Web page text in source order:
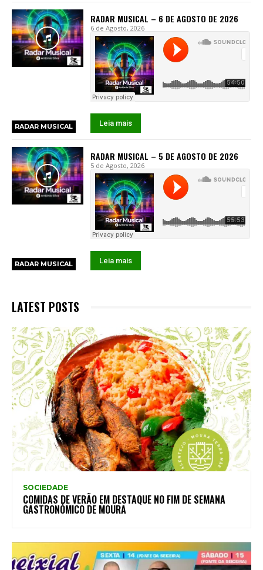
RADAR MUSICAL
RADAR MUSICAL – 6 DE AGOSTO DE 2026
6 de Agosto, 2026
Leia mais
RADAR MUSICAL
RADAR MUSICAL – 5 DE AGOSTO DE 2026
5 de Agosto, 2026
Leia mais
LATEST POSTS
SOCIEDADE
COMIDAS DE VERÃO EM DESTAQUE NO FIM DE SEMANA
GASTRONÓMICO DE MOURA